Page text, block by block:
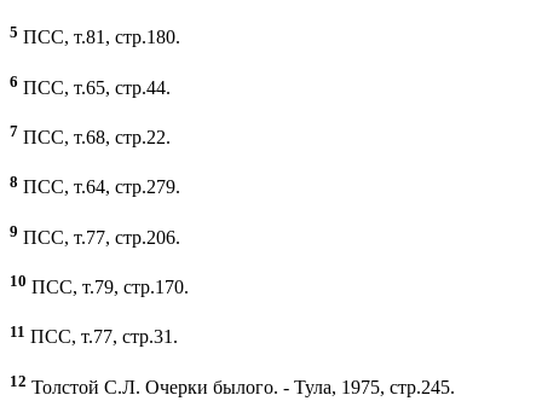
5 ПСС, т.81, стр.180.
6 ПСС, т.65, стр.44.
7 ПСС, т.68, стр.22.
8 ПСС, т.64, стр.279.
9 ПСС, т.77, стр.206.
10 ПСС, т.79, стр.170.
11 ПСС, т.77, стр.31.
12 Толстой С.Л. Очерки былого. - Тула, 1975, стр.245.